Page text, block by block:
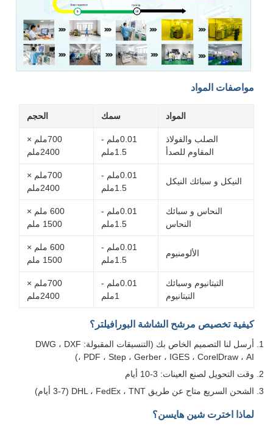
مواصفات المواد
الصلب والفولاذ
المقاوم للصدأ
0.01ملم -
700ملم ×
النيكل و سبائك النيكل
0.01ملم -
700ملم ×
النحاس و سبائك
النحاس
0.01ملم -
600 ملم ×
الألومنيوم
0.01ملم -
600 ملم ×
التيتانيوم وسبائك
التيتانيوم
0.01ملم -
700ملم ×
كيفية تخصيص مرشح الشاشة البورافيلتر؟
أرسل لنا التصميم الخاص بك (التنسيقات المقبولة: DWG ، DXF
، PDF ، Step ، Gerber ، IGES ، CorelDraw ، AI)
وقت التحويل لصنع العينات: 3-10 أيام
الشحن السريع متاح عن طريق DHL ، FedEx ، TNT (3-7 أيام)
لماذا اخترت شين هايسن؟